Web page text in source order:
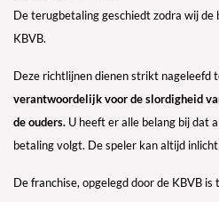
De terugbetaling geschiedt zodra wij
KBVB.
Deze richtlijnen dienen strikt nageleefd
verantwoordelijk voor de slordigheid
de ouders. U heeft er alle belang bij dat
betaling volgt. De speler kan altijd
De franchise, opgelegd door de KBVB is